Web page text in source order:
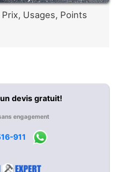
Usages, Points
devis gratuit!
engagement
911